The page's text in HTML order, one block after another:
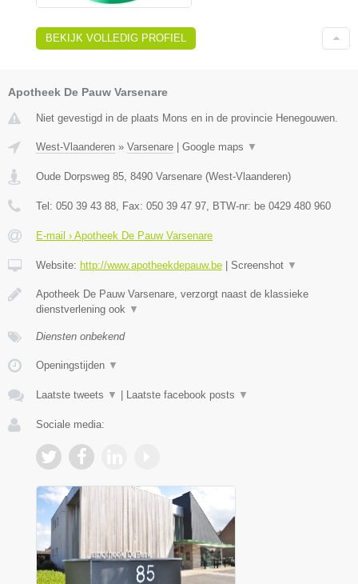
BEKIJK VOLLEDIG PROFIEL
Apotheek De Pauw Varsenare
Niet gevestigd in de plaats Mons en in de provincie Henegouwen.
West-Vlaanderen » Varsenare Google maps ▼
Oude Dorpsweg 85 8490 Varsenare (West-Vlaanderen)
Tel: 050 39 43 88 , Fax: 050 39 47 97 , BTW-nr: be 0429 480 960
E-mail › Apotheek De Pauw Varsenare
Website: http://www.apotheekdepauw.be Screenshot ▼
Apotheek De Pauw Varsenare, verzorgt naast de klassieke
dienstverlening ook ▼
Diensten onbekend
Openingstijden ▼
Laatste tweets ▼ Laatste facebook posts ▼
Sociale media: